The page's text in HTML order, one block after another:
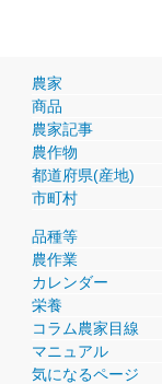
農家
商品
農家記事
農作物
都道府県(産地)
市町村
品種等
農作業
カレンダー
栄養
コラム農家目線
マニュアル
気になるページ